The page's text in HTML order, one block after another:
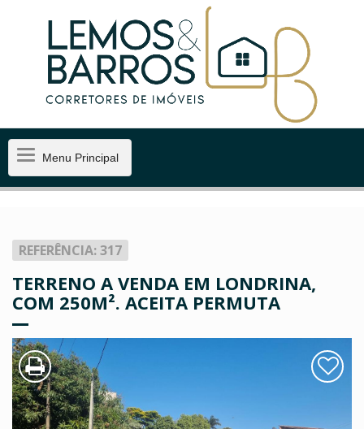
MenuMenu Principal
REFERÊNCIA: 317
TERRENO A VENDA EM LONDRINA,
COM 250M². ACEITA PERMUTA